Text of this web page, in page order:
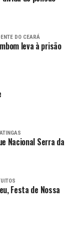
DO CEARÁ
leva à prisão
Nacional Serra da
Festa de Nossa